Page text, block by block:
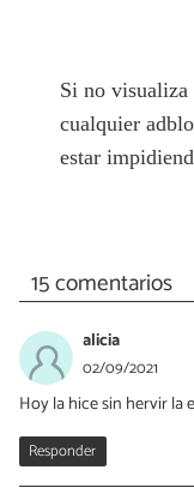
Si no visualiza
cualquier
estar
15 comentarios
alicia
02/09/2021
Hoy la hice sin hervir la
Responder